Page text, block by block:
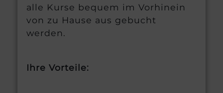
alle Kurse bequem im Vorhinein
von zu Hause aus gebucht
werden.
Ihre Vorteile: